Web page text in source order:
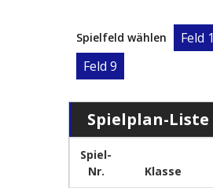
Spielfeld wählen Feld 1
Feld 9
Spielplan-Liste
Spiel-
Nr.
Klasse